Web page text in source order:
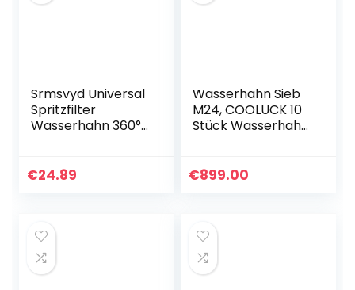
Srmsvyd Universal
Spritzfilter
Wasserhahn 360°
Küchenarmatur
Booster Anti-
Splashing und
Wassersparend
€24.89
Wasserhahn Sieb
M24, COOLUCK 10
Stück Wasserhahn
Außengewinde,
Mischdüsenschlüss
el, für
Wasserhähne
€899.00